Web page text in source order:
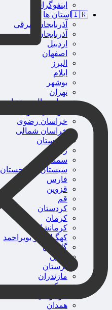
اینفوگرافی
🇮🇷استان ها
آذربایجان شرقی
آذربایجان غربی
اردبیل
اصفهان
البرز
ایلام
بوشهر
تهران
چهارمحال و بختیاری
خراسان رضوی
خراسان شمالی
خوزستان
زنجان
سمنان
سیستان و بلوچستان
فارس
قزوین
قم
کردستان
کرمان
کرمانشاه
کهگیلویه و بویراحمد
گلستان
گیلان
لرستان
مازندران
مرکزی
همدان